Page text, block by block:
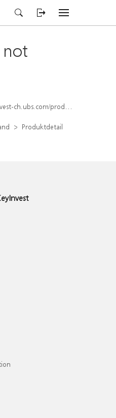
not
produkt/detail/index/isin/CH1576895523
Produktdetail